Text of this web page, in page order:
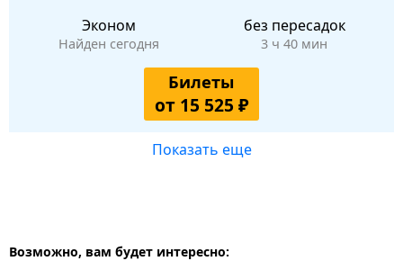
Эконом
Найден сегодня
без пересадок
3 ч 40 мин
Билеты
от 15 525 ₽
Показать еще
Возможно, вам будет интересно: